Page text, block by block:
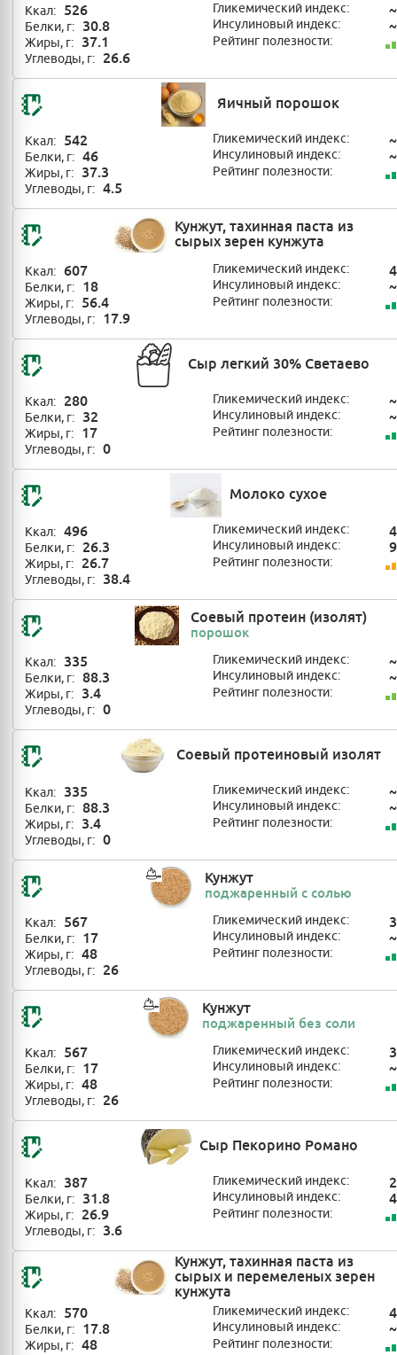
Ккал: 526
Белки, г: 30.8
Жиры, г: 37.1
Углеводы, г: 26.6
Гликемический индекс: ~
Инсулиновый индекс: ~
Рейтинг полезности:
Яичный порошок
Ккал: 542
Белки, г: 46
Жиры, г: 37.3
Углеводы, г: 4.5
Гликемический индекс: ~
Инсулиновый индекс: ~
Рейтинг полезности:
Кунжут, тахинная паста из
сырых зерен кунжута
Ккал: 607
Белки, г: 18
Жиры, г: 56.4
Углеводы, г: 17.9
Гликемический индекс:
Инсулиновый индекс: ~
Рейтинг полезности:
Сыр легкий 30% Светаево
Ккал: 280
Белки, г: 32
Жиры, г: 17
Углеводы, г: 0
Гликемический индекс: ~
Инсулиновый индекс: ~
Рейтинг полезности:
Молоко сухое
Ккал: 496
Белки, г: 26.3
Жиры, г: 26.7
Углеводы, г: 38.4
Гликемический индекс:
Инсулиновый индекс:
Рейтинг полезности:
Соевый протеин (изолят)
порошок
Ккал: 335
Белки, г: 88.3
Жиры, г: 3.4
Углеводы, г: 0
Гликемический индекс: ~
Инсулиновый индекс: ~
Рейтинг полезности:
Соевый протеиновый изолят
Ккал: 335
Белки, г: 88.3
Жиры, г: 3.4
Углеводы, г: 0
Гликемический индекс: ~
Инсулиновый индекс: ~
Рейтинг полезности:
Кунжут
поджаренный с солью
Ккал: 567
Белки, г: 17
Жиры, г: 48
Углеводы, г: 26
Гликемический индекс:
Инсулиновый индекс: ~
Рейтинг полезности:
Кунжут
поджаренный без соли
Ккал: 567
Белки, г: 17
Жиры, г: 48
Углеводы, г: 26
Гликемический индекс:
Инсулиновый индекс: ~
Рейтинг полезности:
Сыр Пекорино Романо
Ккал: 387
Белки, г: 31.8
Жиры, г: 26.9
Углеводы, г: 3.6
Гликемический индекс:
Инсулиновый индекс:
Рейтинг полезности:
Кунжут, тахинная паста из
сырых и перемеленых зерен
кунжута
Ккал: 570
Белки, г: 17.8
Жиры, г: 48
Гликемический индекс:
Инсулиновый индекс: ~
Рейтинг полезности: